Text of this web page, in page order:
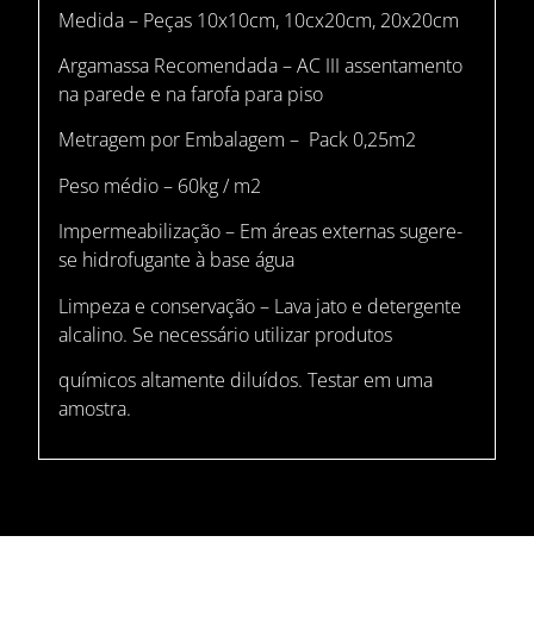
Medida – Peças 10x10cm, 10cx20cm, 20x20cm
Argamassa Recomendada – AC III assentamento
na parede e na farofa para piso
Metragem por Embalagem – Pack 0,25m2
Peso médio – 60kg / m2
Impermeabilização – Em áreas externas sugere-
se hidrofugante à base água
Limpeza e conservação – Lava jato e detergente
alcalino. Se necessário utilizar produtos
químicos altamente diluídos. Testar em uma
amostra.